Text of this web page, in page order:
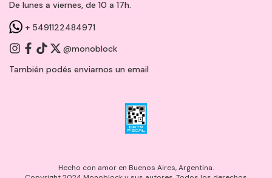
De lunes a viernes, de 10 a 17h.
+ 5491122484971
@monoblock
También podés enviarnos un email
Hecho con amor en Buenos Aires, Argentina.